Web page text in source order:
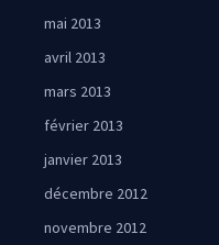
mai 2013
avril 2013
mars 2013
février 2013
janvier 2013
décembre 2012
novembre 2012